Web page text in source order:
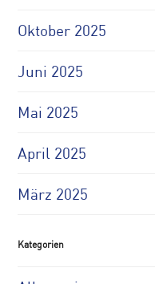
Oktober 2025
Juni 2025
Mai 2025
April 2025
März 2025
Kategorien